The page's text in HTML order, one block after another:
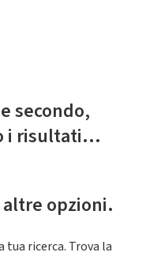
secondo,
i risultati...
altre opzioni.
ricerca. Trova la